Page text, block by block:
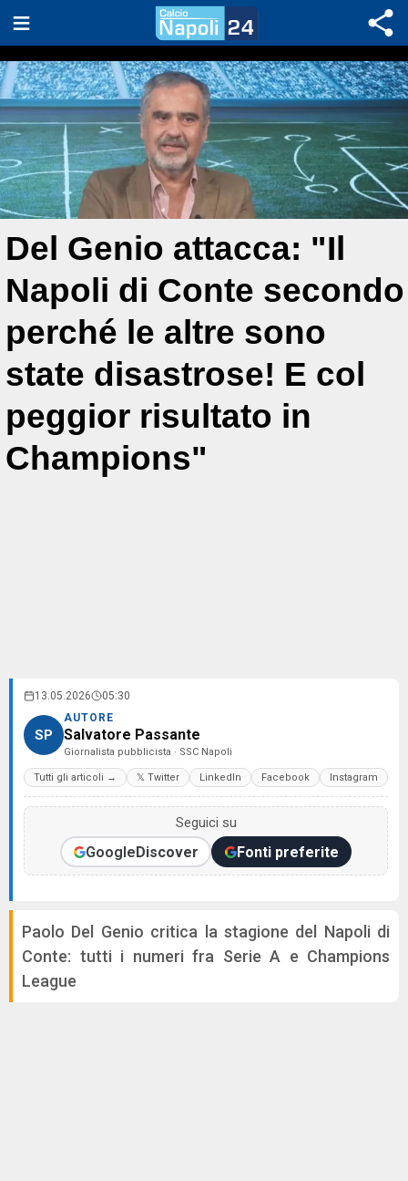
Del Genio attacca: "Il
Napoli di Conte secondo
perché le altre sono
state disastrose! E col
peggior risultato in
Champions"
13.05.2026 05:30
SP
AUTORE
Salvatore Passante
Giornalista pubblicista · SSC Napoli
Tutti gli articoli → 𝕏 Twitter LinkedIn Facebook Instagram
Seguici su
GoogleDiscover Fonti preferite
Paolo Del Genio critica la stagione del Napoli di
Conte: tutti i numeri fra Serie A e Champions
League